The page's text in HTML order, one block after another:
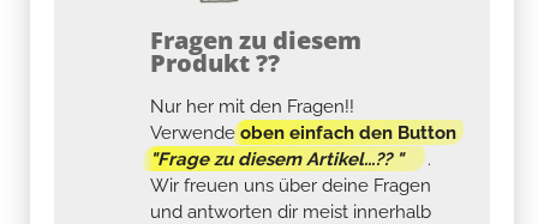
Fragen zu diesem
Produkt ??
Nur her mit den Fragen!!
Verwendeoben einfach den Button
"Frage zu diesem Artikel...?? "
.
Wir freuen uns über deine Fragen
und antworten dir meist innerhalb